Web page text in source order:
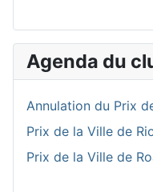
Agenda du
Annulation du Prix
Prix de la Ville de
Prix de la Ville de